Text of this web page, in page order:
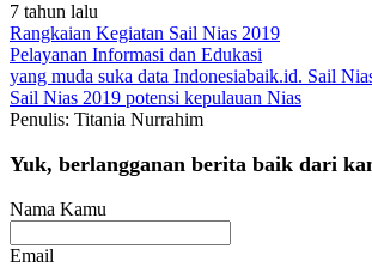
7 tahun lalu
Rangkaian Kegiatan Sail Nias 2019
Pelayanan Informasi dan Edukasi
yang muda suka data Indonesiabaik.id. Sail
Sail Nias 2019 potensi kepulauan Nias
Penulis: Titania Nurrahim
Yuk, berlangganan berita baik dari
Nama Kamu
Email